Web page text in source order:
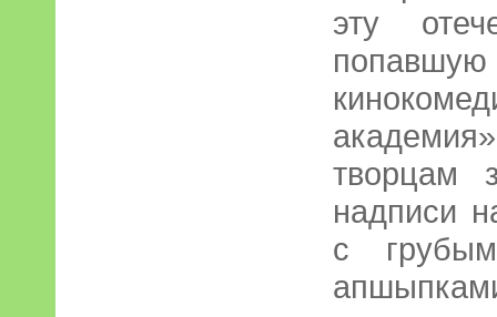
эту
творцам
надписи
с